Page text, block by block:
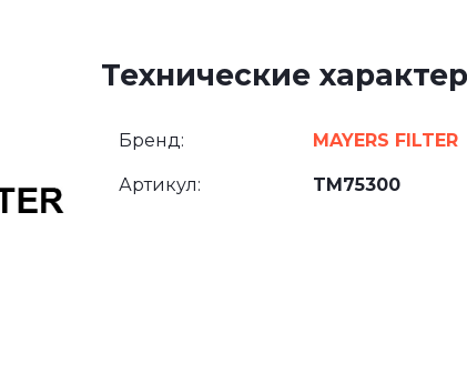
Технические
Бренд: MAYERS FILTER
Артикул: TM75300